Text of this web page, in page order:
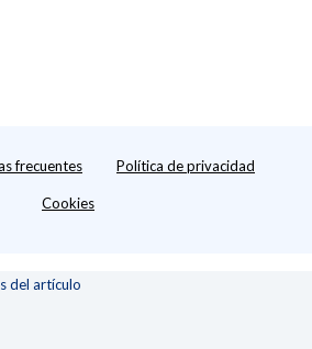
frecuentes Política de privacidad
Cookies